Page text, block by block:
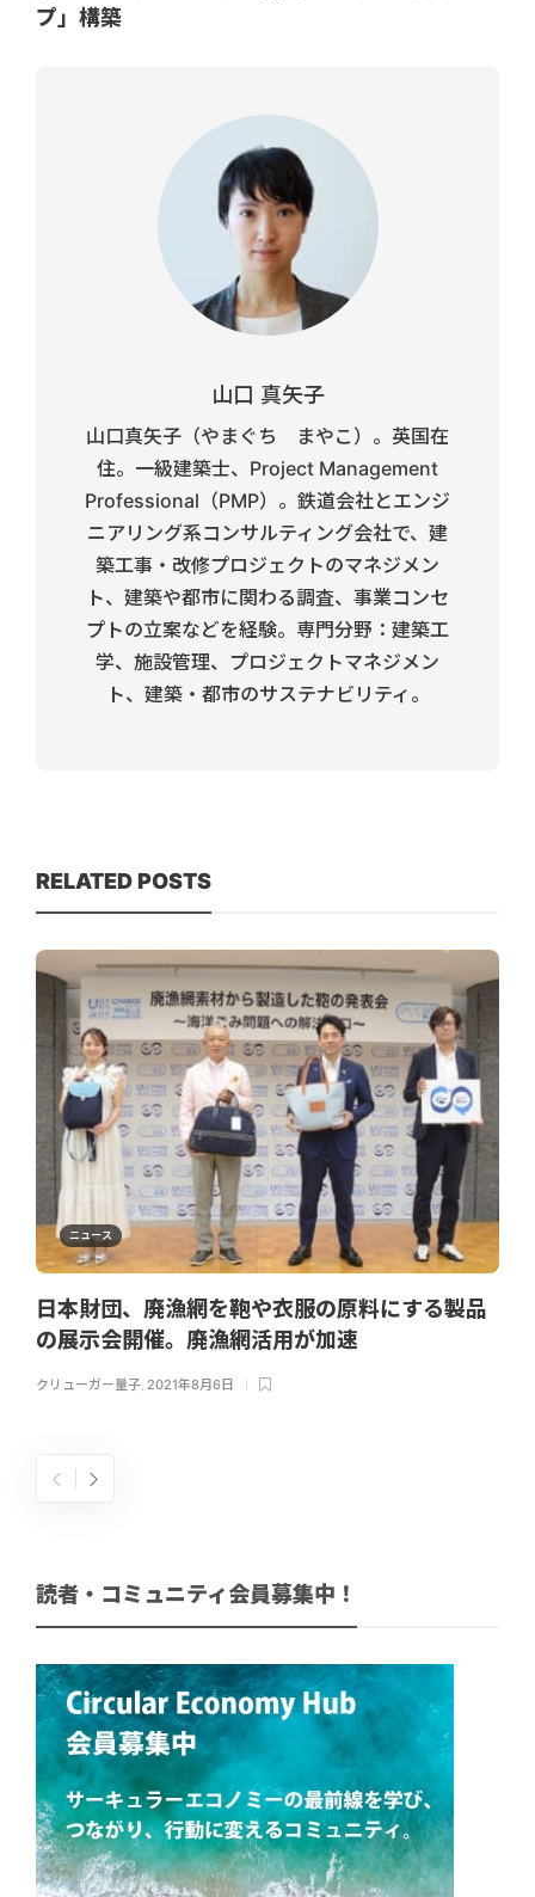
プ」構築
山口 真矢子
山口真矢子（やまぐち まやこ）。英国在
住。一級建築士、Project Management
Professional（PMP）。鉄道会社とエンジ
ニアリング系コンサルティング会社で、建
築工事・改修プロジェクトのマネジメン
ト、建築や都市に関わる調査、事業コンセ
プトの立案などを経験。専門分野：建築工
学、施設管理、プロジェクトマネジメン
ト、建築・都市のサステナビリティ。
RELATED POSTS
ニュース
日本財団、廃漁網を鞄や衣服の原料にする製品
の展示会開催。廃漁網活用が加速
クリューガー量子, 2021年8月6日
読者・コミュニティ会員募集中！